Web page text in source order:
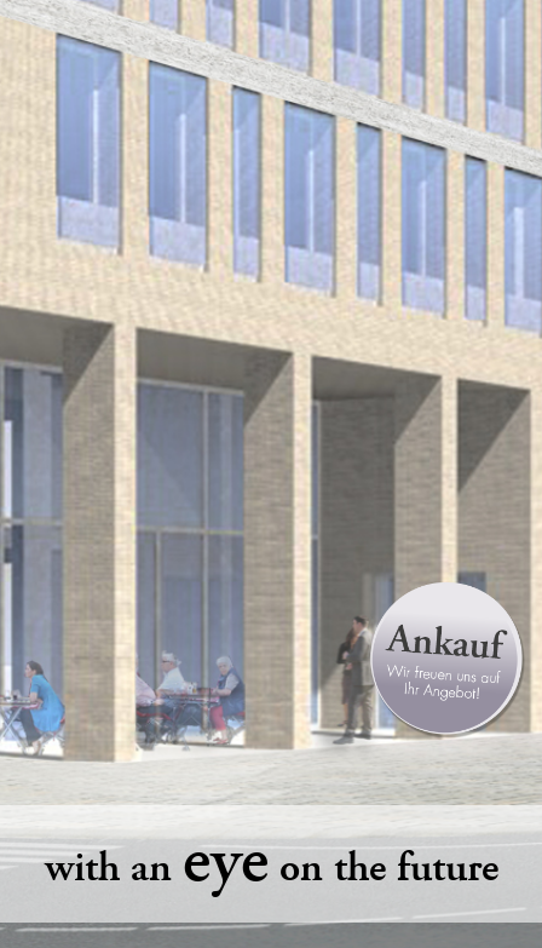
with aneyeon the future